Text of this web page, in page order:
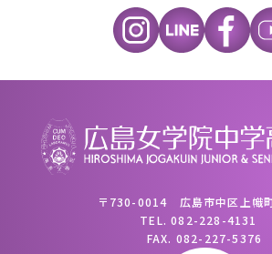
〒730-0014 広島市中区上幟
TEL.082-228-4131
FAX. 082-227-5376